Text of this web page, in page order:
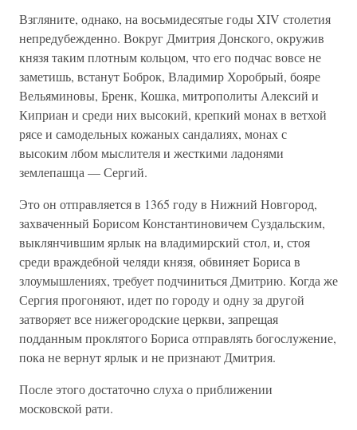
Взгляните, однако, на восьмидесятые годы XIV столетия
непредубежденно. Вокруг Дмитрия Донского, окружив
князя таким плотным кольцом, что его подчас вовсе не
заметишь, встанут Боброк, Владимир Хоробрый, бояре
Вельяминовы, Бренк, Кошка, митрополиты Алексий и
Киприан и среди них высокий, крепкий монах в ветхой
рясе и самодельных кожаных сандалиях, монах с
высоким лбом мыслителя и жесткими ладонями
землепашца — Сергий.
Это он отправляется в 1365 году в Нижний Новгород,
захваченный Борисом Константиновичем Суздальским,
выклянчившим ярлык на владимирский стол, и, стоя
среди враждебной челяди князя, обвиняет Бориса в
злоумышлениях, требует подчиниться Дмитрию. Когда же
Сергия прогоняют, идет по городу и одну за другой
затворяет все нижегородские церкви, запрещая
подданным проклятого Бориса отправлять богослужение,
пока не вернут ярлык и не признают Дмитрия.
После этого достаточно слуха о приближении
московской рати.